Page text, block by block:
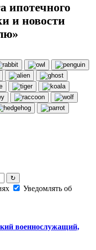
ипотечного
и новости
↻
Уведомлять об
военнослужащий,